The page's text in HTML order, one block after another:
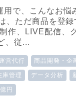
で、こんなお悩
、ただ商品を登録
作、LIVE配信、
、従...
営代行 商品開発・企
庫管理 データ分析
円